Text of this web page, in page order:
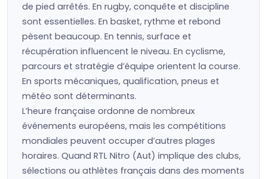
de pied arrêtés. En rugby, conquête et discipline
sont essentielles. En basket, rythme et rebond
pèsent beaucoup. En tennis, surface et
récupération influencent le niveau. En cyclisme,
parcours et stratégie d’équipe orientent la course.
En sports mécaniques, qualification, pneus et
météo sont déterminants.
L’heure française ordonne de nombreux
événements européens, mais les compétitions
mondiales peuvent occuper d’autres plages
horaires. Quand RTL Nitro (Aut) implique des clubs,
sélections ou athlètes français dans des moments